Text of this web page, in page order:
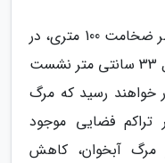
برای مثال میدان نقش جهان به خاطر ضخامت 100 متری، در
دوران فرونشست 54 و سی و سه پل 33 سانتی متر نشست
خواهند رسید که مرگ
تراکم فضایی موجود
مرگ آبخوان، کاهش